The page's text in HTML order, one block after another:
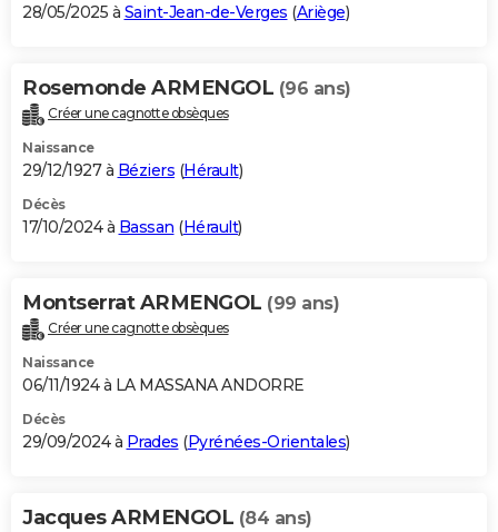
28/05/2025 à Saint-Jean-de-Verges (Ariège)
Rosemonde ARMENGOL (96 ans)
Créer une cagnotte obsèques
Naissance
29/12/1927 à Béziers (Hérault)
Décès
17/10/2024 à Bassan (Hérault)
Montserrat ARMENGOL (99 ans)
Créer une cagnotte obsèques
Naissance
06/11/1924 à LA MASSANA ANDORRE
Décès
29/09/2024 à Prades (Pyrénées-Orientales)
Jacques ARMENGOL (84 ans)